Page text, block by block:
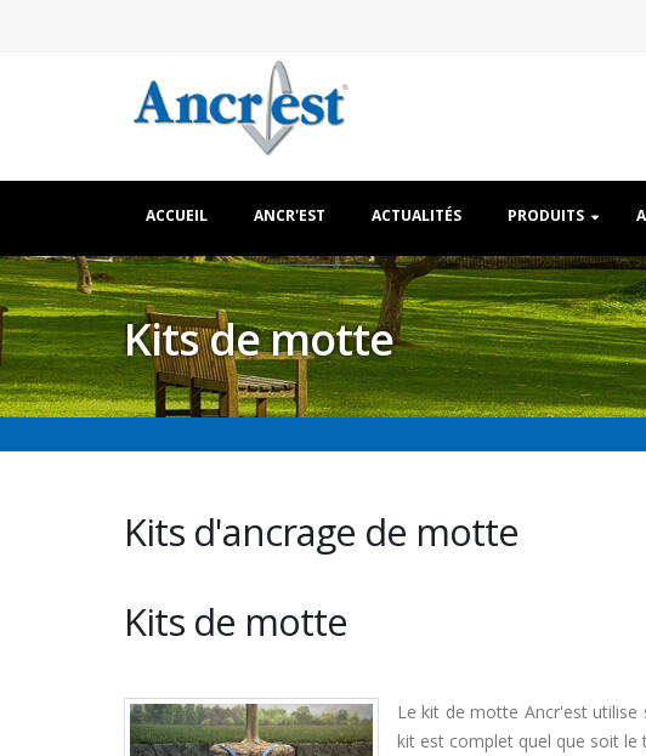
ACCUEIL ANCR'EST ACTUALITÉS PRODUITS
Kits de motte
Kits d'ancrage de motte
Kits de motte
Le kit de motte Ancr'est utilise
kit est complet quel que soit le